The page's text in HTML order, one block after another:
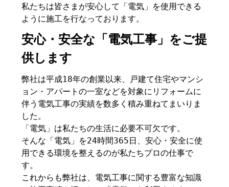
私たちは皆さまが安心して「電気」を使用できる
ように施工を行なっております。
安心・安全な「電気工事」をご提
供します
弊社は平成18年の創業以来、戸建て住宅やマンシ
ョン・アパートの一室などを対象にリフォームに
伴う電気工事の実績を数多く積み重ねてまいりま
した。
「電気」は私たちの生活に必要不可欠です。
そんな「電気」を24時間365日、安心・安全に使
用できる環境を整えるのが私たちプロの仕事で
す。
これからも弊社は、電気工事に関する豊富な知識